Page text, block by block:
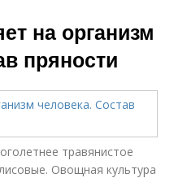
на организм
пряности
травянистое
Овощная культура